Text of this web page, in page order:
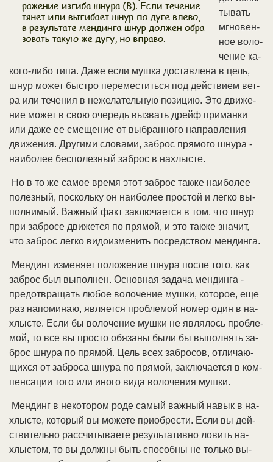
ты­вать
мгно­вен­
ное во­ло­
че­ние ка­
ко­го-ли­бо ти­па. Да­же ес­ли муш­ка дос­тав­ле­на в цель,
шнур мо­жет бы­ст­ро пе­ре­мес­тить­ся под дей­ст­ви­ем вет­
ра или те­че­ния в не­же­ла­тель­ную по­зи­цию. Это дви­же­
ние мо­жет в свою оче­редь вы­звать дрейф при­ман­ки
или да­же ее сме­ще­ние от вы­бран­но­го на­прав­ле­ния
дви­же­ния. Дру­ги­ми сло­ва­ми, за­брос пря­мо­го шну­ра -
наи­бо­лее бес­по­лез­ный за­брос в на­хлы­сте.
Но в то же са­мое вре­мя этот за­брос так­же наи­бо­лее
по­лез­ный, по­сколь­ку он наи­бо­лее про­стой и лег­ко вы­
пол­ни­мый. Важ­ный факт за­клю­ча­ет­ся в том, что шнур
при за­бро­се дви­жет­ся по пря­мой, и это так­же зна­чит,
что за­брос лег­ко ви­до­из­ме­нить по­сред­ст­вом мен­дин­га.
Мен­динг из­ме­ня­ет по­ло­же­ние шну­ра по­сле то­го, как
за­брос был вы­пол­нен. Ос­нов­ная за­да­ча мен­дин­га -
пре­дот­вра­щать лю­бое во­ло­че­ние муш­ки, ко­то­рое, еще
раз на­по­ми­наю, яв­ля­ет­ся про­бле­мой но­мер один в на­
хлы­сте. Ес­ли бы во­ло­че­ние муш­ки не яв­ля­лось про­бле­
мой, то все вы про­сто обя­за­ны бы­ли бы вы­пол­нять за­
брос шну­ра по пря­мой. Цель всех за­бро­сов, от­ли­чаю­
щих­ся от за­бро­са шну­ра по пря­мой, за­клю­ча­ет­ся в ком­
пен­са­ции то­го или ино­го ви­да во­ло­че­ния муш­ки.
Мен­динг в не­ко­то­ром ро­де са­мый важ­ный на­вык в на­
хлы­сте, ко­то­рый вы мо­же­те при­об­ре­сти. Ес­ли вы дей­
ст­ви­тель­но рас­счи­ты­вае­те ре­зуль­та­тив­но ло­вить на­
хлы­стом, то вы долж­ны быть спо­соб­ны не толь­ко вы­